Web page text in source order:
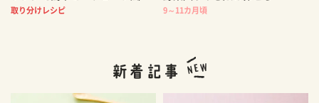
取り分けレシピ 9～11カ月頃